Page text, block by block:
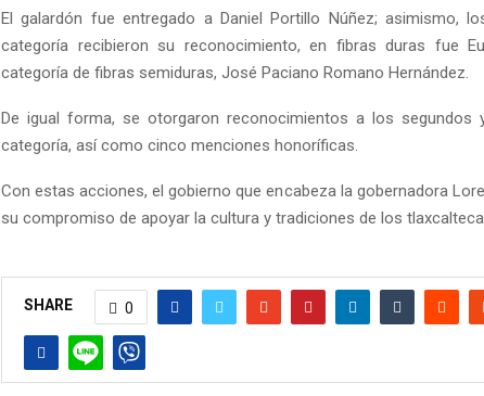
El galardón fue entregado a Daniel Portillo Núñez; asimismo,
categoría recibieron su reconocimiento, en fibras duras fue
categoría de fibras semiduras, José Paciano Romano Hernández.
De igual forma, se otorgaron reconocimientos a los segundos
categoría, así como cinco menciones honoríficas.
Con estas acciones, el gobierno que encabeza la gobernadora
su compromiso de apoyar la cultura y tradiciones de los
SHARE 0